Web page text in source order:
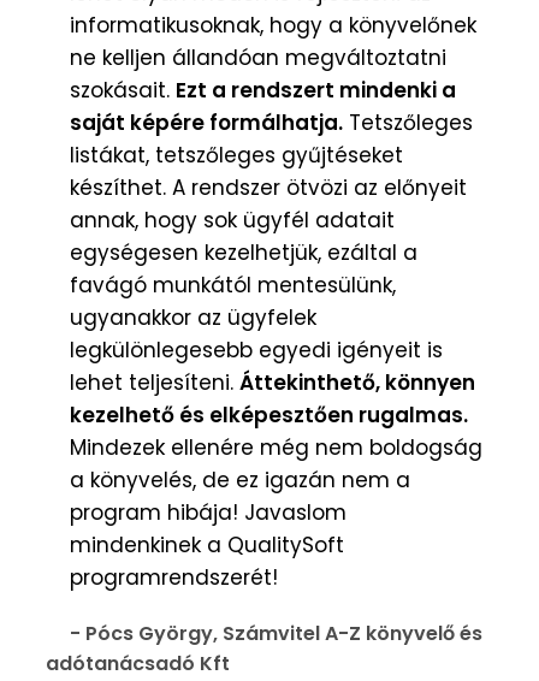
informatikusoknak, hogy a könyvelőnek
ne kelljen állandóan megváltoztatni
szokásait. Ezt a rendszert mindenki a
saját képére formálhatja. Tetszőleges
listákat, tetszőleges gyűjtéseket
készíthet. A rendszer ötvözi az előnyeit
annak, hogy sok ügyfél adatait
egységesen kezelhetjük, ezáltal a
favágó munkától mentesülünk,
ugyanakkor az ügyfelek
legkülönlegesebb egyedi igényeit is
lehet teljesíteni.Áttekinthető, könnyen
kezelhető és elképesztően rugalmas.
Mindezek ellenére még nem boldogság
a könyvelés, de ez igazán nem a
program hibája! Javaslom
mindenkinek a QualitySoft
programrendszerét!
- Pócs György, Számvitel A-Z könyvelő és
adótanácsadó Kft